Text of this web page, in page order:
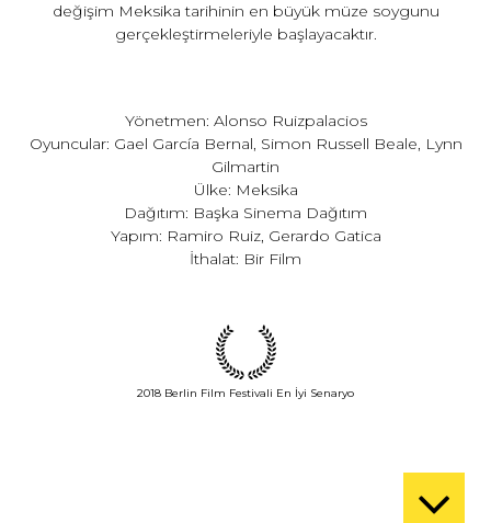
değişim Meksika tarihinin en büyük müze soygunu
gerçekleştirmeleriyle başlayacaktır.
Yönetmen: Alonso Ruizpalacios
Oyuncular: Gael García Bernal, Simon Russell Beale, Lynn
Gilmartin
Ülke: Meksika
Dağıtım: Başka Sinema Dağıtım
Yapım: Ramiro Ruiz, Gerardo Gatica
İthalat: Bir Film
2018 Berlin Film Festivali En İyi Senaryo